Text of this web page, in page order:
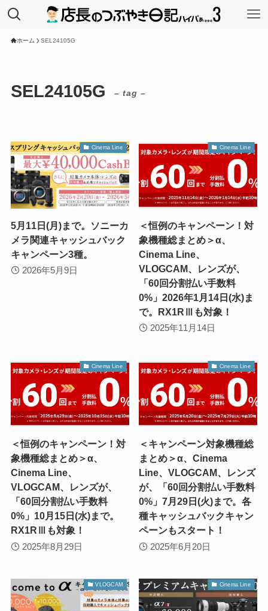
ホーム SEL24105G
SEL24105G – tag –
Cinema Line
5月11日(月)まで。ソニーカ
メラ関連キャッシュバック
キャンペーン3種。
2026年5月9日
Cinema Line
＜恒例のキャンペーン！対
象機種総まとめ＞α、
Cinema Line、
VLOGCAM、レンズが、
「60回分割払い手数料
0%」2026年1月14日(水)ま
で。RX1RⅢも対象！
2025年11月14日
Cinema Line
＜恒例のキャンペーン！対
象機種総まとめ＞α、
Cinema Line、
VLOGCAM、レンズが、
「60回分割払い手数料
0%」10月15日(水)まで。
RX1RⅢも対象！
2025年8月29日
Cinema Line
＜キャンペーン対象機種総
まとめ＞α、Cinema
Line、VLOGCAM、レンズ
が、「60回分割払い手数料
0%」7月29日(火)まで。各
種キャッシュバックキャン
ペーンもスタート！
2025年6月20日
VLOGCAM Cinema Line